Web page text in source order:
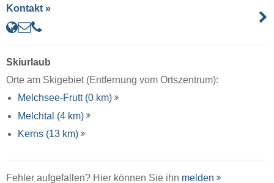
Kontakt »
Skiurlaub
Orte am Skigebiet (Entfernung vom Ortszentrum):
Melchsee-Frutt (0 km)
Melchtal (4 km)
Kerns (13 km)
Fehler aufgefallen? Hier können Sie ihn melden